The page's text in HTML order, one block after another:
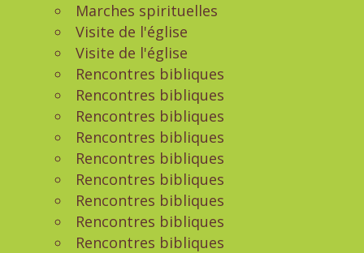
Marches spirituelles
Visite de l'église
Visite de l'église
Rencontres bibliques
Rencontres bibliques
Rencontres bibliques
Rencontres bibliques
Rencontres bibliques
Rencontres bibliques
Rencontres bibliques
Rencontres bibliques
Rencontres bibliques